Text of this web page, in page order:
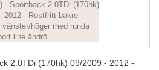
2.0TDi (170hk) 09/2009 - 2012 -